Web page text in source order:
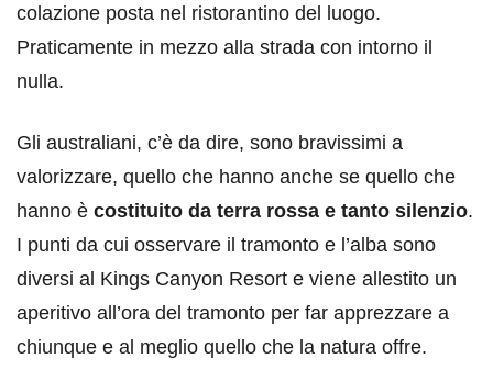
colazione posta nel ristorantino del luogo.
Praticamente in mezzo alla strada con intorno il
nulla.
Gli australiani, c’è da dire, sono bravissimi a
valorizzare, quello che hanno anche se quello che
hanno è costituito da terra rossa e tanto silenzio.
I punti da cui osservare il tramonto e l’alba sono
diversi al Kings Canyon Resort e viene allestito un
aperitivo all’ora del tramonto per far apprezzare a
chiunque e al meglio quello che la natura offre.